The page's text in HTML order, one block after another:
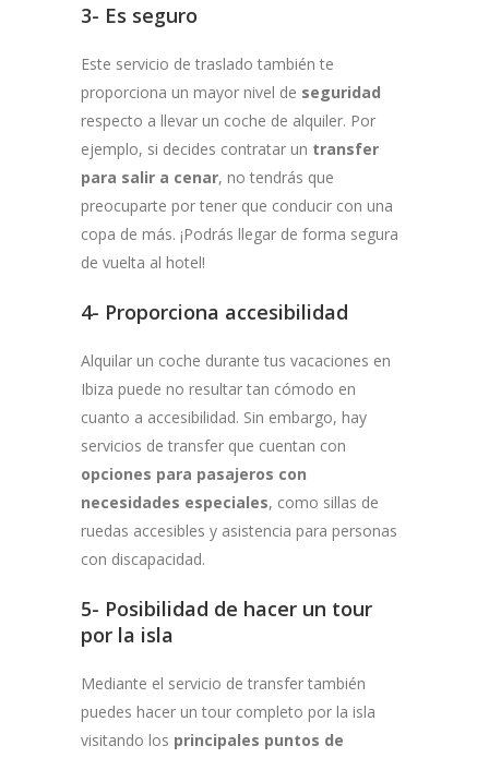
3- Es seguro
Este servicio de traslado también te
proporciona un mayor nivel de seguridad
respecto a llevar un coche de alquiler. Por
ejemplo, si decides contratar un transfer
para salir a cenar, no tendrás que
preocuparte por tener que conducir con una
copa de más. ¡Podrás llegar de forma segura
de vuelta al hotel!
4- Proporciona accesibilidad
Alquilar un coche durante tus vacaciones en
Ibiza puede no resultar tan cómodo en
cuanto a accesibilidad. Sin embargo, hay
servicios de transfer que cuentan con
opciones para pasajeros con
necesidades especiales, como sillas de
ruedas accesibles y asistencia para personas
con discapacidad.
5- Posibilidad de hacer un tour
por la isla
Mediante el servicio de transfer también
puedes hacer un tour completo por la isla
visitando los principales puntos de